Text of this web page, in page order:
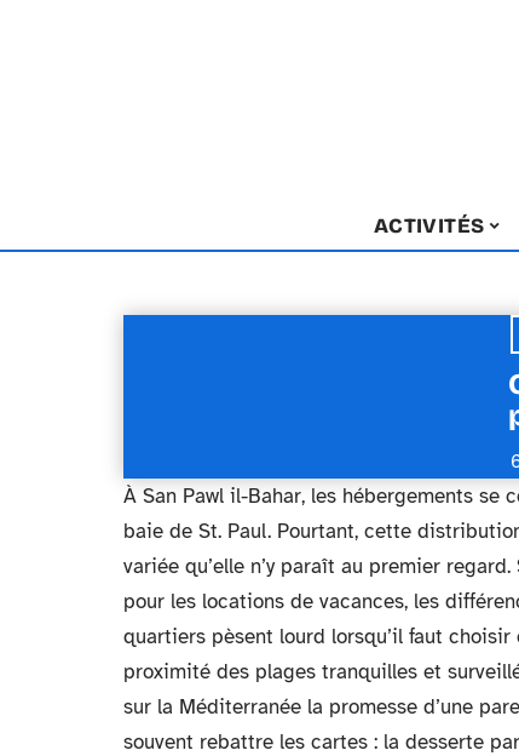
ACTIVITÉS
À San Pawl il-Bahar, les hébergements se
baie de St. Paul. Pourtant, cette
variée qu’elle n’y paraît au premier
pour les locations de vacances, les
quartiers pèsent lourd lorsqu’il faut choisir
proximité des plages tranquilles et
sur la Méditerranée la promesse d’une
souvent rebattre les cartes : la desserte